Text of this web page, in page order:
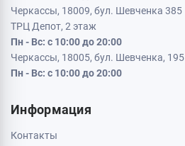
Черкассы, 18009, бул. Шевченка 385
ТРЦ Депот, 2 этаж
Пн - Вс: с 10:00 до 20:00
Черкассы, 18005, бул. Шевченка, 195
Пн - Вс: с 10:00 до 20:00
Информация
Контакты